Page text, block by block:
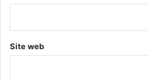
Site web